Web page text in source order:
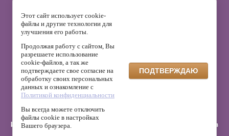
Юридическая информация:
предпринимательПавлинов Антон Вячеславович,
525863414200,
р/сч: 40802810129120000332
“Альфа - Банк”, к/с: 30101810200000000824, БИК: 042202824
На сайте используется сервис веб-аналитики Яндекс.Метрика,
который может собирать файлы cookie и данные о поведении
посетителей. Данные обрабатываются ООО «Яндекс» в
соответствии с его политикой конфиденциальности.
Администрация сайта не использует эти данные для
собственной обработки персональных данных.
Интернет-магазин матрасов, кроватей, мебели и других аксессуаров
Этот сайт использует cookie-
файлы и другие технологии для
улучшения его работы.
Продолжая работу с сайтом, Вы
разрешаете использование
cookie-файлов, а так же
подтверждаете свое согласие на
обработку своих персональных
данных и ознакомление с
Политикой конфиденциальности
Вы всегда можете отключить
файлы cookie в настройках
Вашего браузера.
ПОДТВЕРЖДАЮ